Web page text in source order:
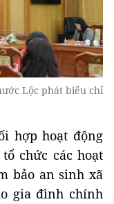
Lộc phát biểu chỉ
hợp hoạt động
chức các hoạt
bảo an sinh xã
gia đình chính